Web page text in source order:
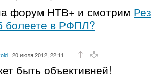
форум НТВ+ и смотрим
болеете в РФПЛ?
20 июля 2012, 22:11
быть объективней!